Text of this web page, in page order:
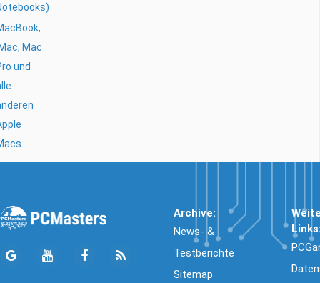
Mac
und
Archive:
News- &
Testberichte
Sitemap